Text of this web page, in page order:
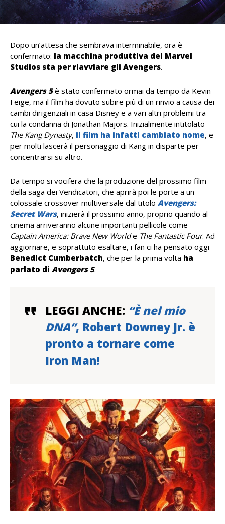
Dopo un’attesa che sembrava interminabile, ora è
confermato: la macchina produttiva dei Marvel
Studios sta per riavviare gli Avengers.
Avengers 5è stato confermato ormai da tempo da Kevin
Feige, ma il film ha dovuto subire più di un rinvio a causa dei
cambi dirigenziali in casa Disney e a vari altri problemi tra
cui la condanna di Jonathan Majors. Inizialmente intitolato
The Kang Dynasty, il film ha infatti cambiato nome, e
per molti lascerà il personaggio di Kang in disparte per
concentrarsi su altro.
Da tempo si vocifera che la produzione del prossimo film
della saga dei Vendicatori, che aprirà poi le porte a un
colossale crossover multiversale dal titolo Avengers:
Secret Wars, inizierà il prossimo anno, proprio quando al
cinema arriveranno alcune importanti pellicole come
Captain America: Brave New Worlde The Fantastic Four. Ad
aggiornare, e soprattuto esaltare, i fan ci ha pensato oggi
Benedict Cumberbatch, che per la prima volta ha
parlato di Avengers 5.
LEGGI ANCHE: “È nel mio
DNA”, Robert Downey Jr. è
pronto a tornare come
Iron Man!